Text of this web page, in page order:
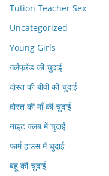
Tution Teacher Sex
Uncategorized
Young Girls
गर्लफ्रेंड की चुदाई
दोस्त की बीवी की चुदाई
दोस्त की माँ की चुदाई
नाइट क्लब में चुदाई
फार्म हाउस में चुदाई
बहू की चुदाई